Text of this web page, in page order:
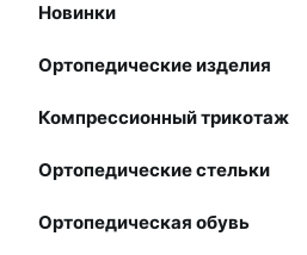
Новинки
Ортопедические изделия
Компрессионный трикотаж
Ортопедические стельки
Ортопедическая обувь